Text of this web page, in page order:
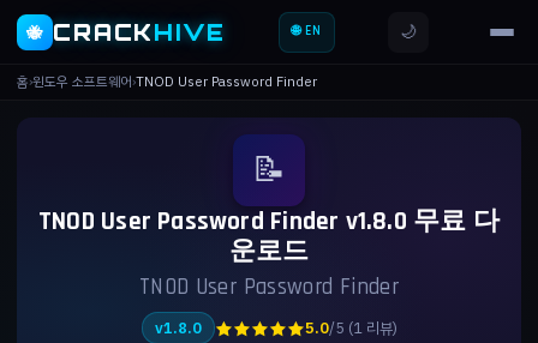
🐝 CRACKHIVE 🌐 EN 🌙
홈›윈도우 소프트웨어›TNOD User Password Finder
📝
TNOD User Password Finder v1.8.0 무료 다
운로드
TNOD User Password Finder
v1.8.0 ★★★★★5.0/5 (1 리뷰)